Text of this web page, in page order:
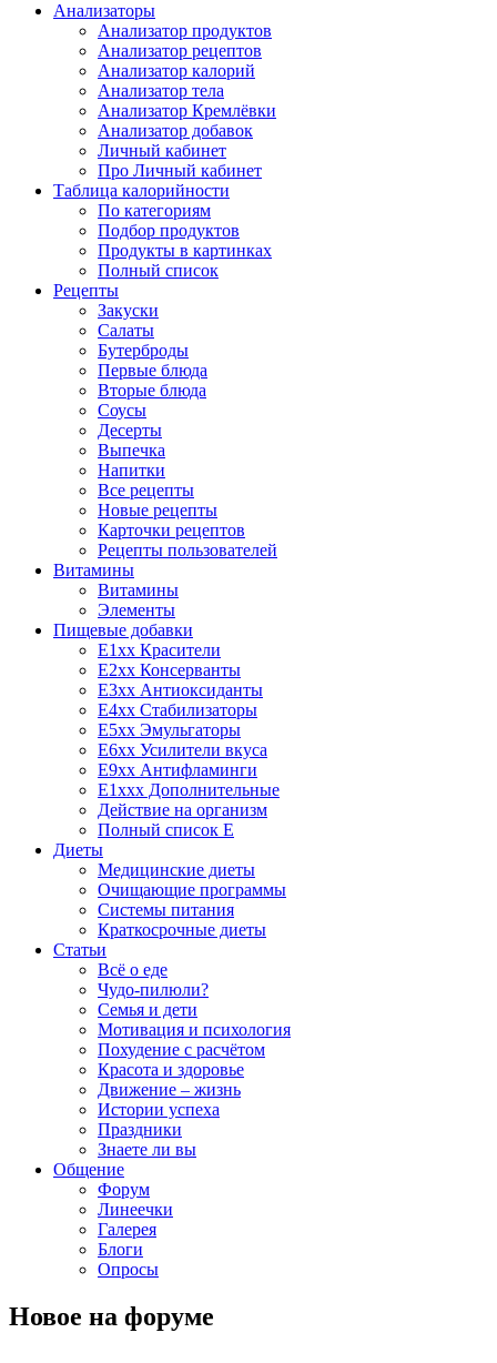
Анализаторы
Анализатор продуктов
Анализатор рецептов
Анализатор калорий
Анализатор тела
Анализатор Кремлёвки
Анализатор добавок
Личный кабинет
Про Личный кабинет
Таблица калорийности
По категориям
Подбор продуктов
Продукты в картинках
Полный список
Рецепты
Закуски
Салаты
Бутерброды
Первые блюда
Вторые блюда
Соусы
Десерты
Выпечка
Напитки
Все рецепты
Новые рецепты
Карточки рецептов
Рецепты пользователей
Витамины
Витамины
Элементы
Пищевые добавки
E1xx Красители
E2xx Консерванты
E3xx Антиоксиданты
E4xx Стабилизаторы
E5xx Эмульгаторы
E6xx Усилители вкуса
E9xx Антифламинги
E1xxx Дополнительные
Действие на организм
Полный список E
Диеты
Медицинские диеты
Очищающие программы
Системы питания
Краткосрочные диеты
Статьи
Всё о еде
Чудо-пилюли?
Семья и дети
Мотивация и психология
Похудение с расчётом
Красота и здоровье
Движение – жизнь
Истории успеха
Праздники
Знаете ли вы
Общение
Форум
Линеечки
Галерея
Блоги
Опросы
Новое на форуме